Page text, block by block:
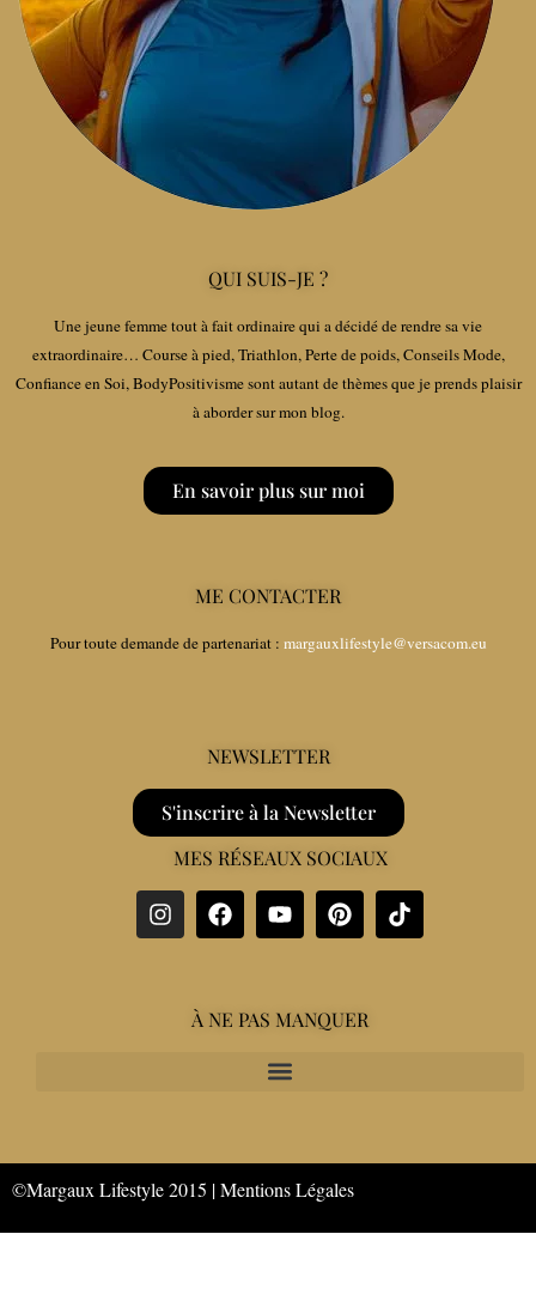
QUI SUIS-JE ?
Une jeune femme tout à fait ordinaire qui a décidé de rendre sa vie
extraordinaire… Course à pied, Triathlon, Perte de poids, Conseils Mode,
Confiance en Soi, BodyPositivisme sont autant de thèmes que je prends plaisir
à aborder sur mon blog.
En savoir plus sur moi
ME CONTACTER
Pour toute demande de partenariat : margauxlifestyle@versacom.eu
NEWSLETTER
S'inscrire à la Newsletter
MES RÉSEAUX SOCIAUX
À NE PAS MANQUER
©Margaux Lifestyle 2015 |Mentions Légales